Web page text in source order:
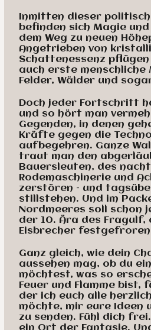
Inmitten dieser
befinden sich Magie
dem Weg zu neuen
Angetrieben von
Schattenessenz
auch erste menschliche
Felder, Wälder und
Doch jeder Fortschritt
und so hört man
Gegenden, in denen
Kräfte gegen die
aufbegehren. Ganze
traut man den
Bauersleuten, des
Rodemaschinerie und
zerstören – und
stillstehen. Und im
Nordmeeres soll schon
der 10. Ära des Fragulf,
Eisbrecher festgefroren
Ganz gleich, wie dein
aussehen mag, ob du
möchtest, was so
Feuer und Flamme bist,
der ich euch alle
möchte, mir eure Ideen
zu senden. Fühl dich
ein Ort der Fantasie.